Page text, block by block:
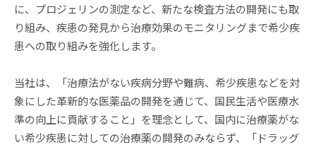
に、プロジェリンの測定など、新たな検査方法の開発にも取
り組み、疾患の発見から治療効果のモニタリングまで希少疾
患への取り組みを強化します。
当社は、「治療法がない疾病分野や難病、希少疾患などを対
象にした革新的な医薬品の開発を通じて、国民生活や医療水
準の向上に貢献すること」を理念として、国内に治療薬がな
い希少疾患に対しての治療薬の開発のみならず、「ドラッグ